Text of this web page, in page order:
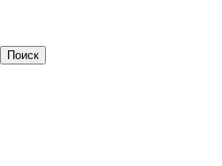
Поиск